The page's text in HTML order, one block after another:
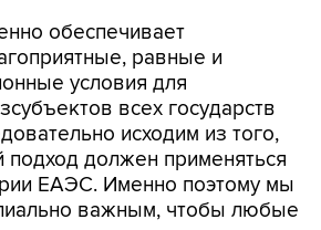
обеспечивает
равные и
условия для
всех государств
исходим из того,
подход должен применяться
ЕАЭС. Именно поэтому мы
важным, чтобы любые